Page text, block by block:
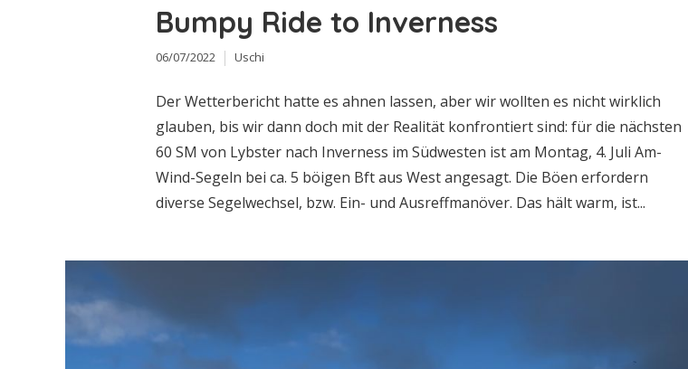
Bumpy Ride to Inverness
06/07/2022 Uschi
Der Wetterbericht hatte es ahnen lassen, aber wir wollten es nicht wirklich
glauben, bis wir dann doch mit der Realität konfrontiert sind: für die nächsten
60 SM von Lybster nach Inverness im Südwesten ist am Montag, 4. Juli Am-
Wind-Segeln bei ca. 5 böigen Bft aus West angesagt. Die Böen erfordern
diverse Segelwechsel, bzw. Ein- und Ausreffmanöver. Das hält warm, ist...